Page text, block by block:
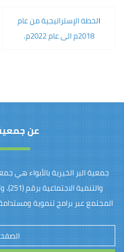
الخطة الإستراتيجية من عام
2018م الى عام 2022م.
عن جمعية
جمعية البر الخيرية بالأبواء هي
المجتمع عبر برامج تنموية